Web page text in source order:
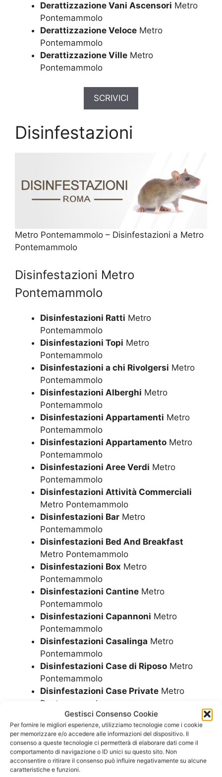
Gestisci Consenso Cookie
Per fornire le migliori esperienze, utilizziamo tecnologie come i cookie
per memorizzare e/o accedere alle informazioni del dispositivo. Il
consenso a queste tecnologie ci permetterà di elaborare dati come il
comportamento di navigazione o ID unici su questo sito. Non
acconsentire o ritirare il consenso può influire negativamente su alcune
caratteristiche e funzioni.
Derattizzazione Vani Ascensori Metro
Pontemammolo
Derattizzazione Veloce Metro
Pontemammolo
Derattizzazione Ville Metro
Pontemammolo
SCRIVICI
Disinfestazioni
Metro Pontemammolo – Disinfestazioni a Metro
Pontemammolo
Disinfestazioni Metro
Pontemammolo
Disinfestazioni Ratti Metro
Pontemammolo
Disinfestazioni Topi Metro
Pontemammolo
Disinfestazioni a chi Rivolgersi Metro
Pontemammolo
Disinfestazioni Alberghi Metro
Pontemammolo
Disinfestazioni Appartamenti Metro
Pontemammolo
Disinfestazioni Appartamento Metro
Pontemammolo
Disinfestazioni Aree Verdi Metro
Pontemammolo
Disinfestazioni Attività Commerciali
Metro Pontemammolo
Disinfestazioni Bar Metro
Pontemammolo
Disinfestazioni Bed And Breakfast
Metro Pontemammolo
Disinfestazioni Box Metro
Pontemammolo
Disinfestazioni Cantine Metro
Pontemammolo
Disinfestazioni Capannoni Metro
Pontemammolo
Disinfestazioni Casalinga Metro
Pontemammolo
Disinfestazioni Case di Riposo Metro
Pontemammolo
Disinfestazioni Case Private Metro
Pontemammolo
Disinfestazioni Case Vacanze
Pontemammolo
Disinfestazioni Centri Commerciali
Metro Pontemammolo
Disinfestazioni Cliniche PrivateMetro